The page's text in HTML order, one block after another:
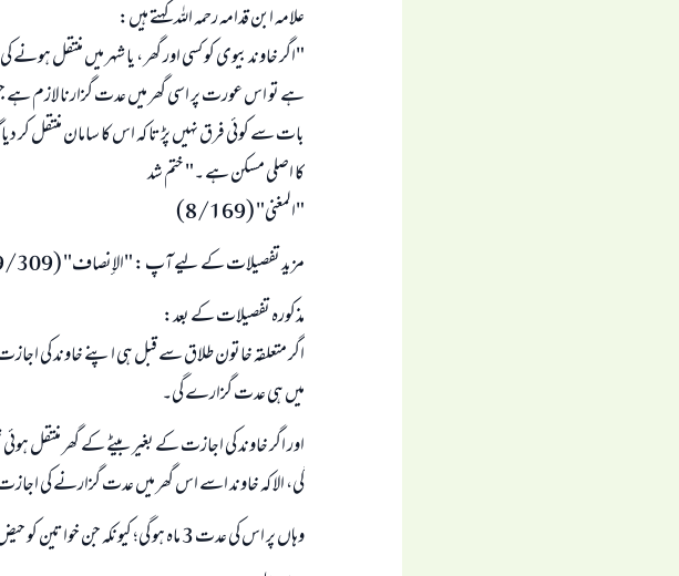
علامہ ابن قدامہ رحمہ اللہ کہتے ہیں:
"اگر خاوند بیوی کو کسی اور گھر ، یا شہر میں
ہے تو اس عورت پر اسی گھر میں عدت گزارنا لازم ہے
بات سے کوئی فرق نہیں پڑتا کہ اس کا سامان منتقل کر
کا اصلی مسکن ہے ۔" ختم شد
"المغنی" (8/169)
مزید تفصیلات کے لیے آپ : "الإنصاف" (9/309) کا بھی مطالعہ کریں۔
مذکورہ تفصیلات کے بعد:
اگر متعلقہ خاتون طلاق سے قبل ہی اپنے خاوند کی
میں ہی عدت گزارے گی۔
اور اگر خاوند کی اجازت کے بغیر بیٹے کے گھر منتقل
گی، الا کہ خاوند اسے اس گھر میں عدت گزارنے کی
وہاں پر اس کی عدت 3 ماہ ہو گی؛ کیونکہ جن خواتین کو حیض نہ آئے تو ان کی عدت 3 ماہ ہے۔